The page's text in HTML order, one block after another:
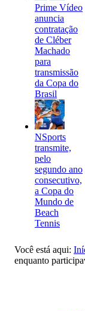
Prime Vídeo
anuncia
contratação
de Cléber
Machado
para
transmissão
da Copa do
Brasil
NSports
transmite,
pelo
segundo ano
consecutivo,
a Copa do
Mundo de
Beach
Tennis
Você está aqui:
enquanto